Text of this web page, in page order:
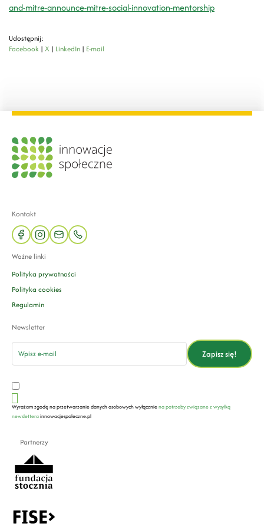
and-mitre-announce-mitre-social-innovation-mentorship
Udostępnij:
Facebook | X | LinkedIn | E-mail
Kontakt
facebookinstagram
mail phone
Ważne linki
Polityka prywatności
Polityka cookies
Regulamin
Newsletter
email
Zapisz się!
Wyrażam zgodę na przetwarzanie danych osobowych wyłączniena potrzeby związane z wysyłką
newsletterainnowacjespoleczne.pl
Partnerzy